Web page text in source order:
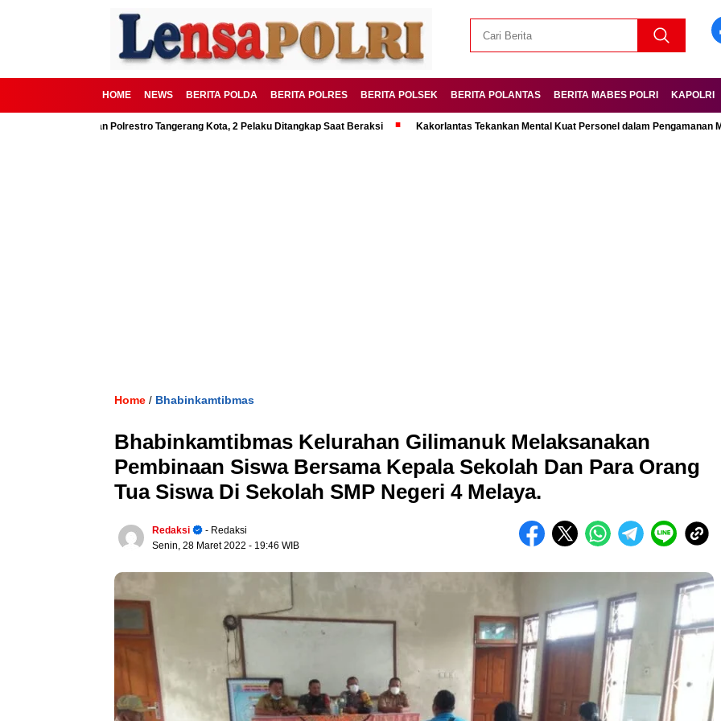
HOME NEWS BERITA POLDA BERITA POLRES BERITA POLSEK BERITA POLANTAS BERITA MABES POLRI KAPOLRI
Digagalkan Polrestro Tangerang Kota, 2 Pelaku Ditangkap Saat Beraksi Kakorlantas Tekankan Mental Kuat Personel dalam Pengamanan Mudik
Home / Bhabinkamtibmas
Bhabinkamtibmas Kelurahan Gilimanuk Melaksanakan
Pembinaan Siswa Bersama Kepala Sekolah Dan Para Orang
Tua Siswa Di Sekolah SMP Negeri 4 Melaya.
Redaksi
- Redaksi
Senin, 28 Maret 2022 - 19:46 WIB